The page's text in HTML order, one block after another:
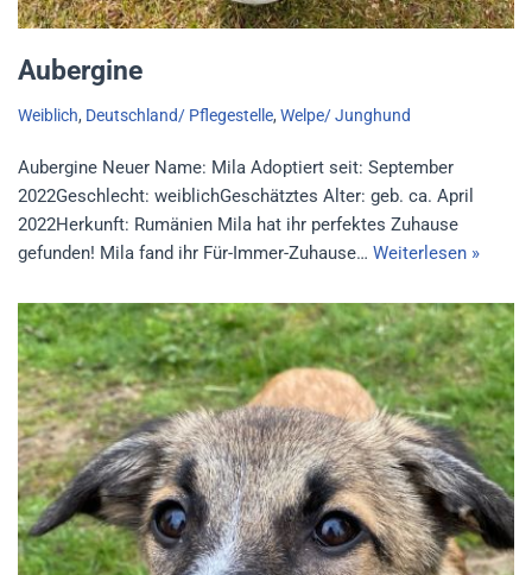
Aubergine
Weiblich, Deutschland/ Pflegestelle, Welpe/ Junghund
Aubergine Neuer Name: Mila Adoptiert seit: September
2022Geschlecht: weiblichGeschätztes Alter: geb. ca. April
2022Herkunft: Rumänien Mila hat ihr perfektes Zuhause
gefunden! Mila fand ihr Für-Immer-Zuhause… Weiterlesen »